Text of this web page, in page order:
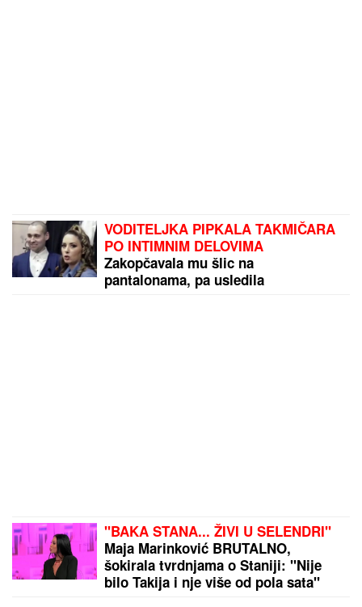
VODITELJKA PIPKALA TAKMIČARA
PO INTIMNIM DELOVIMA
Zakopčavala mu šlic na
pantalonama, pa usledila
"BAKA STANA... ŽIVI U SELENDRI"
Maja Marinković BRUTALNO,
šokirala tvrdnjama o Staniji: "Nije
bilo Takija i nje više od pola sata"